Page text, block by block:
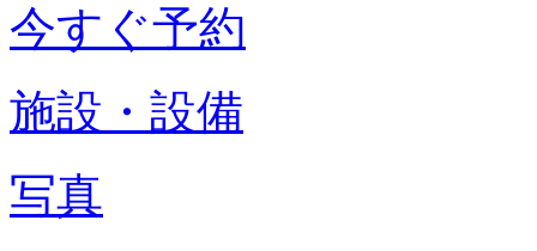
今すぐ予約
施設・設備
写真